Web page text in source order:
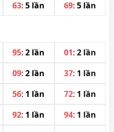
63:5 lần 69: 5 lần
95:2 lần 01: 2 lần
09:2 lần 37: 1 lần
56: 1 lần 72: 1 lần
92: 1 lần 94: 1 lần